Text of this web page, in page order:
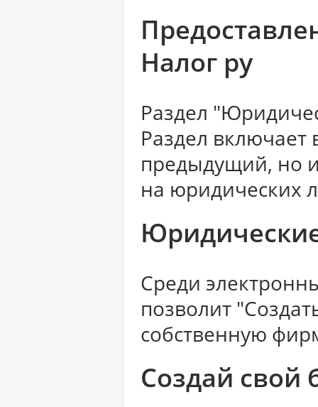
Налог ру
Раздел
Раздел включает
предыдущий, но
на юридических
Среди
позволит
собственную
Создай свой